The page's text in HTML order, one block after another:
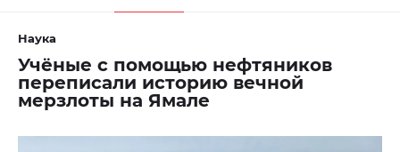
Наука
Учёные с помощью нефтяников
переписали историю вечной
мерзлоты на Ямале